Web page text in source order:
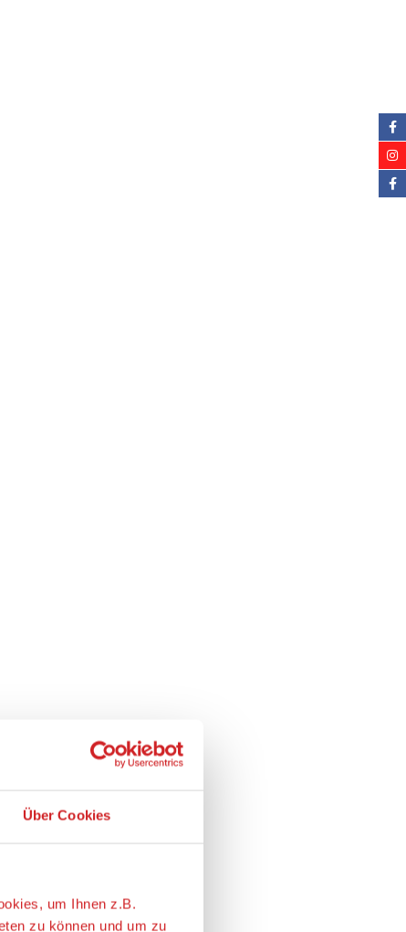
Über Cookies
um Ihnen z.B.
zu können und um zu